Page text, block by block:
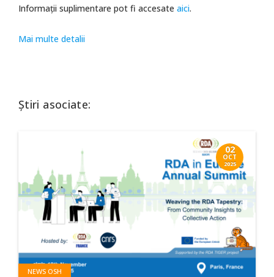
Informații suplimentare pot fi accesate aici.
Mai multe detalii
Știri asociate:
02
OCT
2025
NEWS OSH